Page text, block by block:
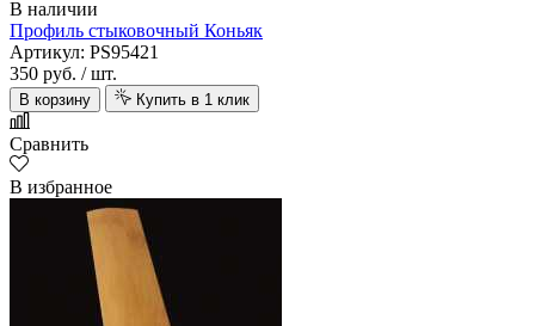
В наличии
Профиль стыковочный Коньяк
Артикул: PS95421
350 руб. / шт.
В корзину Купить в 1 клик
Сравнить
В избранное